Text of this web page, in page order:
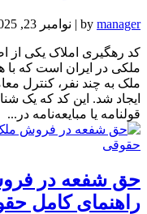
by manager
| نوامبر 23, 2025
کد رهگیری املاک یکی از
ملکی در ایران است که
ملک به چند نفر، کنترل
قولنامه یا مبایعه‌نامه در...
حق شفعه در
راهنمای کامل